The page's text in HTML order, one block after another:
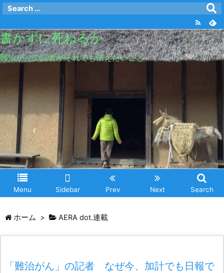
書かずに死ねるか
難治がんの記者がそれでも伝えたいこと
Menu Sidebar Prev Next Search
ホーム > AERA dot.連載
「難治がん」の記者 なぜ今、加計でも日報で